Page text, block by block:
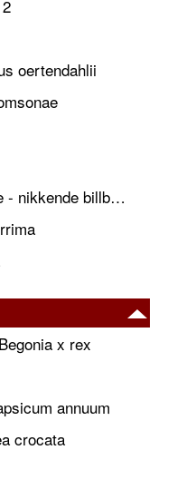
oertendahlii
Præstehavre - hængebillbergie - nikkende billbergie
x rex
annuum
crocata